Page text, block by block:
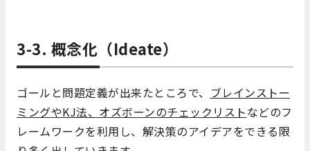
3-3. 概念化 （Ideate）
ゴールと問題定義が出来たところで、 ブレインストー
ミングやKJ法、オズボーンのチェックリストなどのフ
レームワークを利用し、解決策のアイデアをできる限